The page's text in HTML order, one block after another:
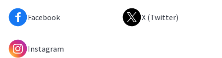
Facebook X (Twitter)
Instagram